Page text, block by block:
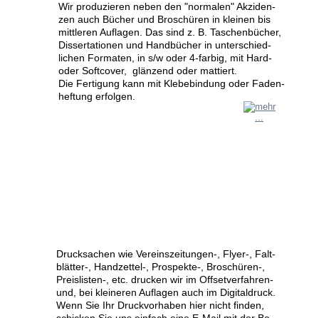
Wir produzieren neben den "normalen" Akziden-
zen auch Bücher und Broschüren in kleinen bis
mittleren Auflagen. Das sind z. B. Taschenbücher,
Dissertationen und Handbücher in unterschied-
lichen Formaten, in s/w oder 4-farbig, mit Hard-
oder Softcover,  glänzend oder mattiert.
Die Fertigung kann mit Klebebindung oder Faden-
heftung erfolgen.
Drucksachen wie Vereinszeitungen-, Flyer-, Falt-
blätter-, Handzettel-, Prospekte-, Broschüren-,
Preislisten-, etc. drucken wir im Offsetverfahren-
und, bei kleineren Auflagen auch im Digitaldruck.
Wenn Sie Ihr Druckvorhaben hier nicht finden,